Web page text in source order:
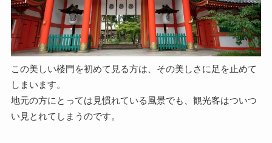
この美しい楼門を初めて見る方は、その美しさに足を止めて
しまいます。
地元の方にとっては見慣れている風景でも、観光客はついつ
い見とれてしまうのです。